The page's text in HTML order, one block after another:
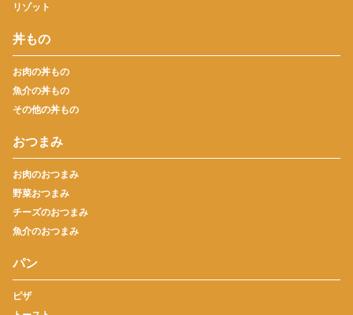
リゾット
丼もの
お肉の丼もの
魚介の丼もの
その他の丼もの
おつまみ
お肉のおつまみ
野菜おつまみ
チーズのおつまみ
魚介のおつまみ
パン
ピザ